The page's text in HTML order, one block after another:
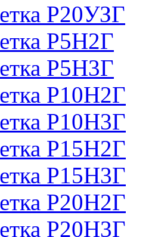
Р20УЗГ
Р5Н2Г
Р5Н3Г
Р10Н2Г
Р10Н3Г
Р15Н2Г
Р15Н3Г
Р20Н2Г
Р20Н3Г